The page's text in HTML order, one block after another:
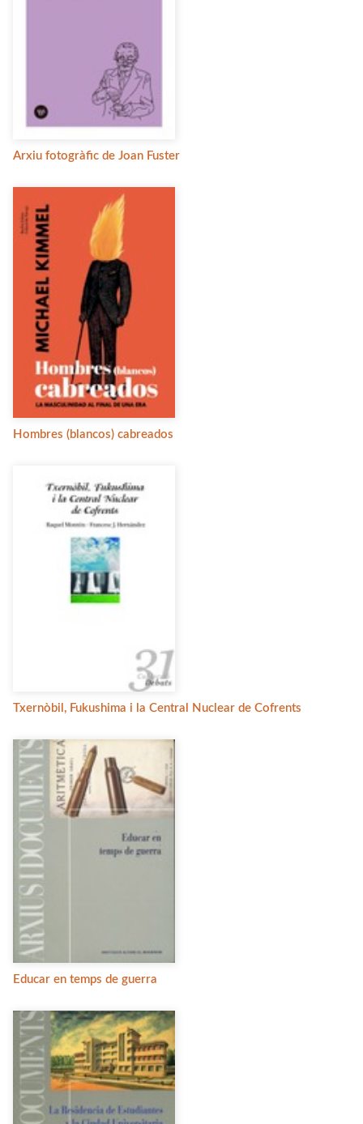
Arxiu fotogràfic de Joan Fuster
Hombres (blancos) cabreados
Txernòbil, Fukushima i la Central Nuclear de Cofrents
Educar en temps de guerra